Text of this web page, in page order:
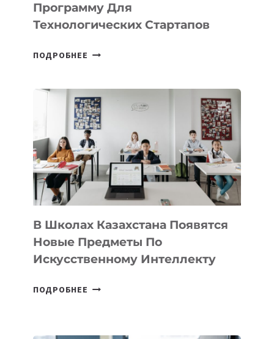
ПРЕДПРИНИМАТЕЛЬСТВО
Программу Для
Технологических Стартапов
ПОДРОБНЕЕ ОТКРЫТ
DEAL
VELOCITY
BY
MOST
—
МЕЖДУНАРОДНУЮ
ПРОГРАММУ
ДЛЯ
ТЕХНОЛОГИЧЕСКИХ
В Школах Казахстана Появятся
Новые Предметы По
Искусственному Интеллекту
ПОДРОБНЕЕ